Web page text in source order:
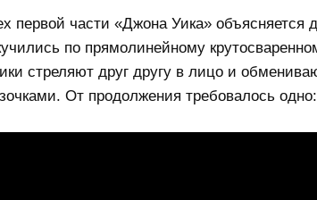
первой части «Джона Уика» объясняется
по прямолинейному
стреляют друг другу в лицо и
От продолжения требовалось